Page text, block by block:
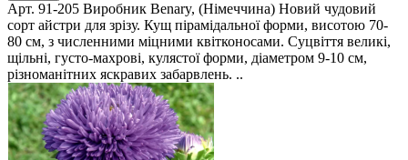
Арт. 91-205 Виробник Benary, (Німеччина) Новий чудовий
сорт айстри для зрізу. Кущ пірамідальної форми, висотою 70-
80 см, з численними міцними квітконосами. Суцвіття великі,
щільні, густо-махрові, кулястої форми, діаметром 9-10 см,
різноманітних яскравих забарвлень. ..